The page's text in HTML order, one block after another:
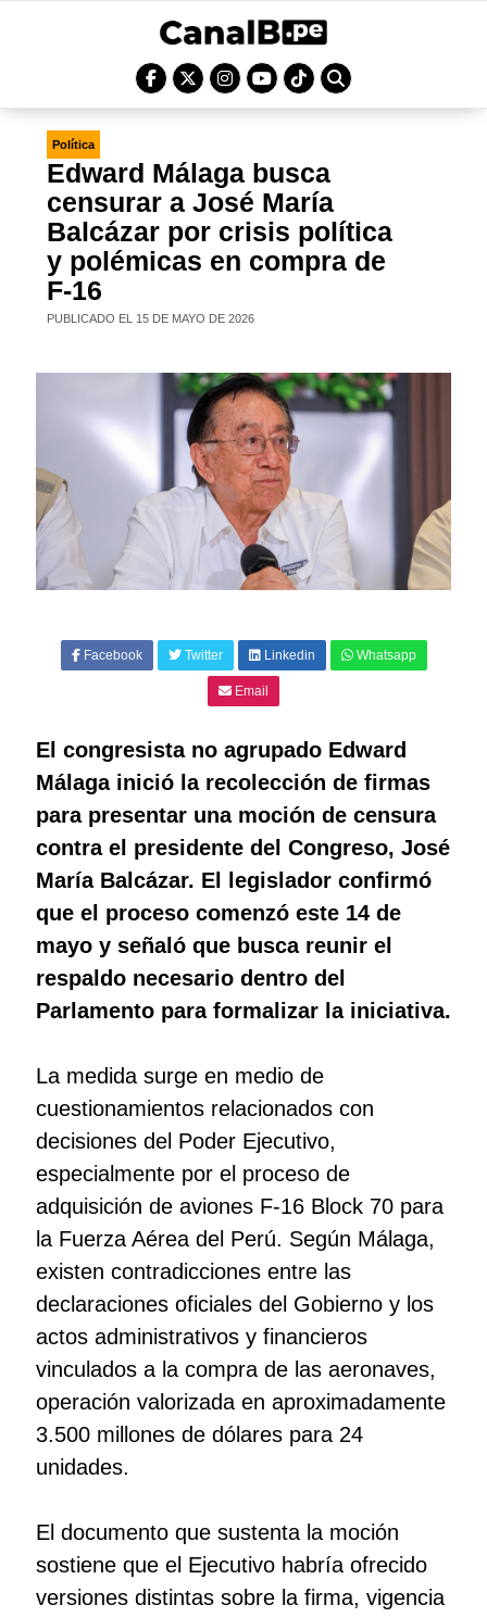
Política
Edward Málaga busca
censurar a José María
Balcázar por crisis política
y polémicas en compra de
F-16
PUBLICADO EL 15 DE MAYO DE 2026
Facebook Twitter Linkedin Whatsapp
Email
El congresista no agrupado Edward
Málaga inició la recolección de firmas
para presentar una moción de censura
contra el presidente del Congreso, José
María Balcázar. El legislador confirmó
que el proceso comenzó este 14 de
mayo y señaló que busca reunir el
respaldo necesario dentro del
Parlamento para formalizar la iniciativa.
La medida surge en medio de
cuestionamientos relacionados con
decisiones del Poder Ejecutivo,
especialmente por el proceso de
adquisición de aviones F-16 Block 70 para
la Fuerza Aérea del Perú. Según Málaga,
existen contradicciones entre las
declaraciones oficiales del Gobierno y los
actos administrativos y financieros
vinculados a la compra de las aeronaves,
operación valorizada en aproximadamente
3.500 millones de dólares para 24
unidades.
El documento que sustenta la moción
sostiene que el Ejecutivo habría ofrecido
versiones distintas sobre la firma, vigencia